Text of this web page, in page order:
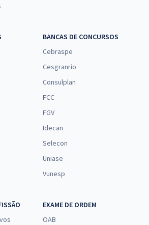
de Estradas de Rodagem do Distrito Federal
para o Cargo de Agente Administrativo
à vista
17,33
Economize R$ 51,98 (-20%)
Específicos para o Cargo de Motorista
à vista
R$ 51,98 (-20%)
Comprar
BANCAS DE CONCURSOS
Cebraspe
Cesgranrio
Consulplan
FCC
FGV
Idecan
Selecon
Uniase
Vunesp
EXAME DE ORDEM
OAB